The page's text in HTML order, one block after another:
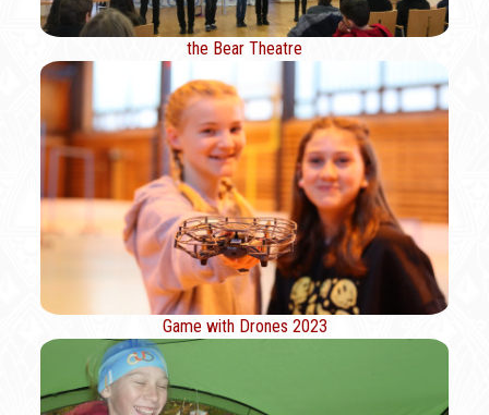
the Bear Theatre
Game with Drones 2023